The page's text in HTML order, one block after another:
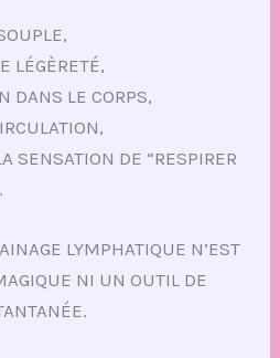
LÉGÈRETÉ,
DANS LE CORPS,
SENSATION DE “RESPIRER
LYMPHATIQUE N’EST
NI UN OUTIL DE